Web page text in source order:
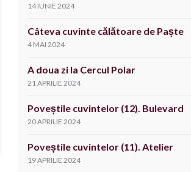
14 IUNIE 2024
Câteva cuvinte călătoare de Paște
4 MAI 2024
A doua zi la Cercul Polar
21 APRILIE 2024
Poveștile cuvintelor (12). Bulevard
20 APRILIE 2024
Poveștile cuvintelor (11). Atelier
19 APRILIE 2024